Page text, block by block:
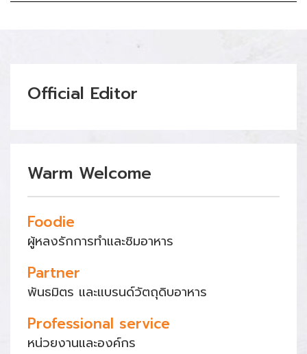
Official Editor
Warm Welcome
Foodie
ผู้หลงรักการทำและชิมอาหาร
Partner
พันธมิตร และแบรนด์วัตถุดิบอาหาร
Professional service
หน่วยงานและองค์กร